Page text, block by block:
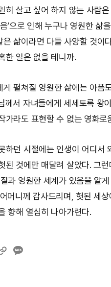
히 살고 싶어 하지 않는 사람
’으로 인해 누구나 영원한 삶
삶이라면 다들 사양할 것이
한 일은 없을 테니까.
게 펼쳐질 영원한 삶에는 아픔
께서 자녀들에게 세세토록 왕
가라도 표현할 수 없는 영화로
하던 시절에는 인생이 어디서
된 것에만 매달려 살았다. 그
과 영원한 세계가 있음을 알
머니께 감사드리며, 헛된 세
향해 열심히 나아가련다.
카카오톡